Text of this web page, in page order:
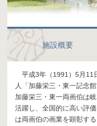
施設概要
平成3年（1991）5月11
人「加藤栄三・東一記念
加藤栄三・東一両画伯は
活躍し、全国的に高い評
は両画伯の画業を顕彰す